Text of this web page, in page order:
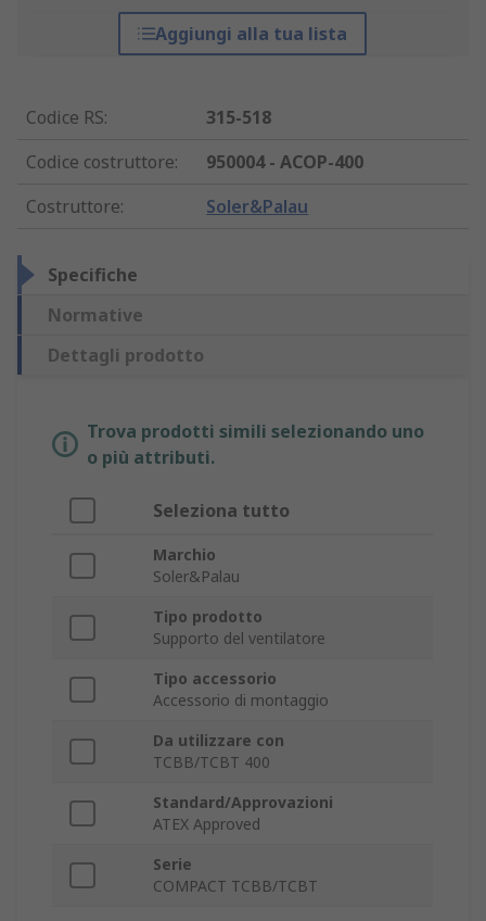
Aggiungi alla tua lista
Codice RS:
315-518
Codice costruttore:
950004 - ACOP-400
Costruttore: Soler&Palau
Specifiche
Normative
Dettagli prodotto
Trova prodotti simili selezionando uno
o più attributi.
Seleziona tutto
Marchio
Soler&Palau
Tipo prodotto
Supporto del ventilatore
Tipo accessorio
Accessorio di montaggio
Da utilizzare con
TCBB/TCBT 400
Standard/Approvazioni
ATEX Approved
Serie
COMPACT TCBB/TCBT